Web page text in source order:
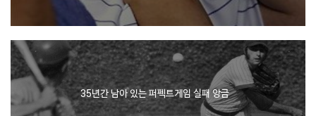
35년간 남아 있는 퍼펙트게임 실패 앙금